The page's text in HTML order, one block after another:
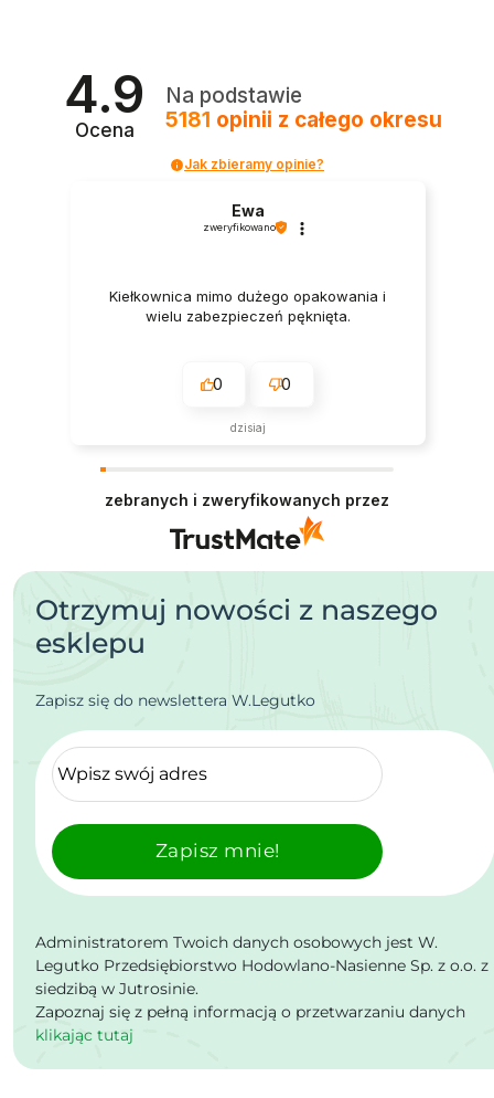
4.9
Ocena
Na podstawie
5181 opinii z całego okresu
Jak zbieramy opinie?
Ewa
zweryfikowano
Kiełkownica mimo dużego opakowania i
wielu zabezpieczeń pęknięta.
0 0
dzisiaj
zebranych i zweryfikowanych przez
Otrzymuj nowości z naszego
esklepu
Zapisz się do newslettera W.Legutko
Zapisz mnie!
Administratorem Twoich danych osobowych jest W.
Legutko Przedsiębiorstwo Hodowlano-Nasienne Sp. z o.o. z
siedzibą w Jutrosinie.
Zapoznaj się z pełną informacją o przetwarzaniu danych
klikając tutaj